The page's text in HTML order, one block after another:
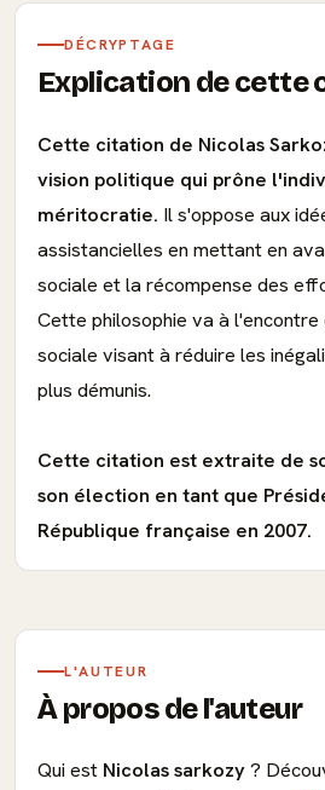
DÉCRYPTAGE
Explication de cette
Cette citation de Nicolas
vision politique qui prône
méritocratie. Il s'oppose aux
assistancielles en mettant en
sociale et la récompense des
Cette philosophie va à l'encontre
sociale visant à réduire les
plus démunis.
Cette citation est extraite de
son élection en tant que
République française en 2007.
L'AUTEUR
À propos de l'auteur
Qui est Nicolas sarkozy?